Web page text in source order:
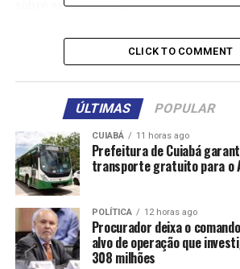
sobre as chamadas.
A regulamentação ficará sob a
Agência Nacional de
deverá definir o limite de denúncias
Quando esse limite for atingido,
verificar a regularidade dos números
Caso sejam constatadas
deverão repassar imediatamente
informações como a identidade do
físico, número do IP e outros dados
investigação. A Polícia Federal
instaurar inquéritos sob sigilo para
CLICK TO COMMENT
ÚLTIMAS POPULAR
CUIABÁ 11 horas ago
Prefeitura de Cuiabá
transporte gratuito para o
POLÍTICA 12 horas ago
Procurador deixa o
alvo de operação que
308 milhões